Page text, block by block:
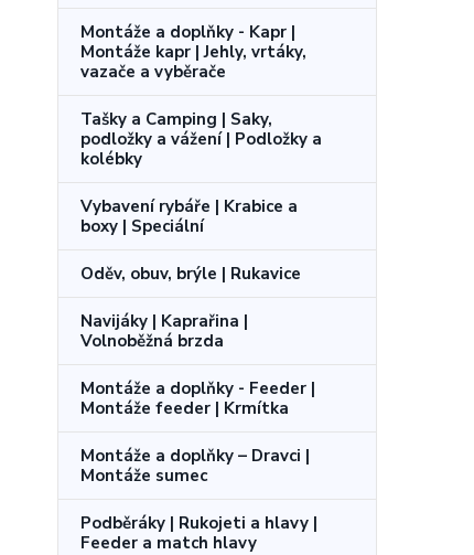
Montáže a doplňky - Kapr |
Montáže kapr | Jehly, vrtáky,
vazače a vyběrače
Tašky a Camping | Saky,
podložky a vážení | Podložky a
kolébky
Vybavení rybáře | Krabice a
boxy | Speciální
Oděv, obuv, brýle | Rukavice
Navijáky | Kaprařina |
Volnoběžná brzda
Montáže a doplňky - Feeder |
Montáže feeder | Krmítka
Montáže a doplňky – Dravci |
Montáže sumec
Podběráky | Rukojeti a hlavy |
Feeder a match hlavy